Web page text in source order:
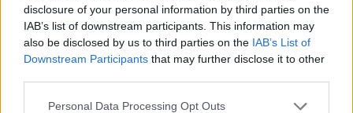
disclosure of your personal information by third parties on the
IAB’s list of downstream participants. This information may
also be disclosed by us to third parties on the IAB’s List of
Downstream Participants that may further disclose it to other
Please note that this website/app uses one or more Google
Personal Data Processing Opt Outs